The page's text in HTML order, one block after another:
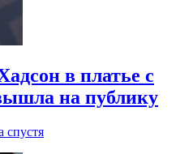
в платье с
на публику
спустя